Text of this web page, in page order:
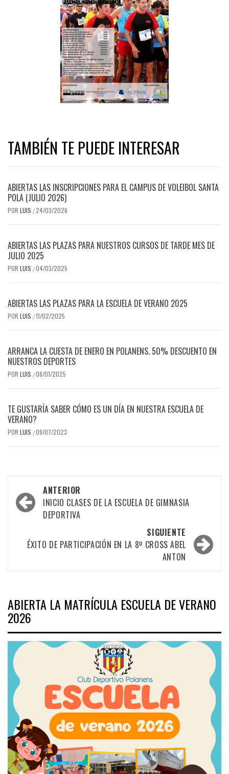
TAMBIÉN TE PUEDE INTERESAR
ABIERTAS LAS INSCRIPCIONES PARA EL CAMPUS DE VOLEIBOL SANTA
POLA (JULIO 2026)
POR LUIS /24/03/2026
ABIERTAS LAS PLAZAS PARA NUESTROS CURSOS DE TARDE MES DE
JULIO 2025
POR LUIS /04/03/2025
ABIERTAS LAS PLAZAS PARA LA ESCUELA DE VERANO 2025
POR LUIS /11/02/2025
ARRANCA LA CUESTA DE ENERO EN POLANENS. 50% DESCUENTO EN
NUESTROS DEPORTES
POR LUIS /08/01/2025
TE GUSTARÍA SABER CÓMO ES UN DÍA EN NUESTRA ESCUELA DE
VERANO?
POR LUIS /09/07/2023
Navegación
por
entradas
ANTERIOR
INICIO CLASES DE LA ESCUELA DE GIMNASIA
DEPORTIVA
SIGUIENTE
ÉXITO DE PARTICIPACIÓN EN LA 8º CROSS ABEL
ANTON
ABIERTA LA MATRÍCULA ESCUELA DE VERANO
2026